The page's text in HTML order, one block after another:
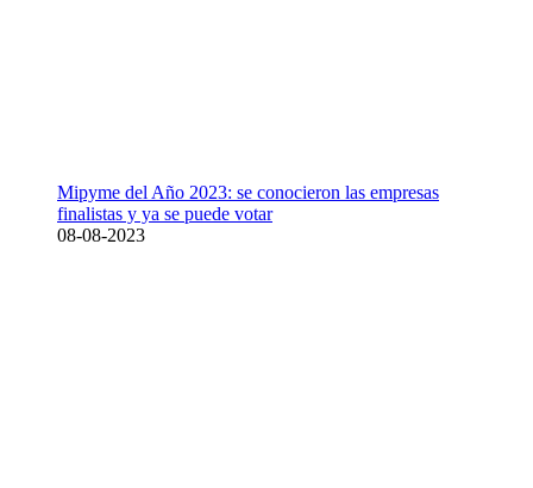
Mipyme del Año 2023: se conocieron las empresas
finalistas y ya se puede votar
08-08-2023